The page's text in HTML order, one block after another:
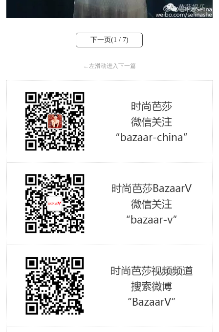
下一页(1 / 7)
← 左滑动进入下一篇